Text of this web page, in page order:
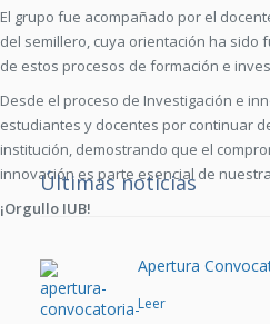
El grupo fue acompañado por el
del semillero, cuya orientación ha sido
de estos procesos de formación e
Desde el proceso de Investigación e
estudiantes y docentes por continuar
institución, demostrando que el
innovación es parte esencial de
¡Orgullo IUB!
Últimas noticias
Apertura
Leer